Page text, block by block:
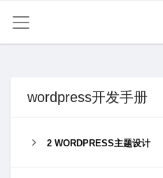
wordpress开发手册
2 WORDPRESS主题设计